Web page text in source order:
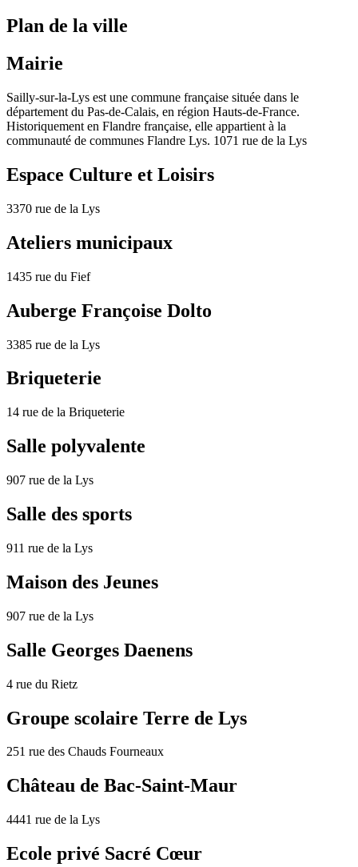
Plan de la ville
Mairie
Sailly-sur-la-Lys est une commune française située dans le
département du Pas-de-Calais, en région Hauts-de-France.
Historiquement en Flandre française, elle appartient à la
communauté de communes Flandre Lys. 1071 rue de la Lys
Espace Culture et Loisirs
3370 rue de la Lys
Ateliers municipaux
1435 rue du Fief
Auberge Françoise Dolto
3385 rue de la Lys
Briqueterie
14 rue de la Briqueterie
Salle polyvalente
907 rue de la Lys
Salle des sports
911 rue de la Lys
Maison des Jeunes
907 rue de la Lys
Salle Georges Daenens
4 rue du Rietz
Groupe scolaire Terre de Lys
251 rue des Chauds Fourneaux
Château de Bac-Saint-Maur
4441 rue de la Lys
Ecole privé Sacré Cœur